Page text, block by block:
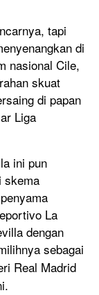
tapi
di
nasional Cile,
skuat
di papan
Liga
ini pun
skema
La
dengan
sebagai
Real Madrid